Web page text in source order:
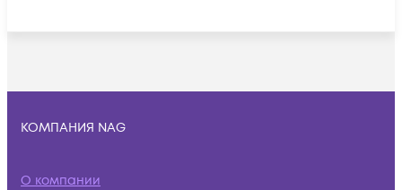
КОМПАНИЯ NAG
О компании